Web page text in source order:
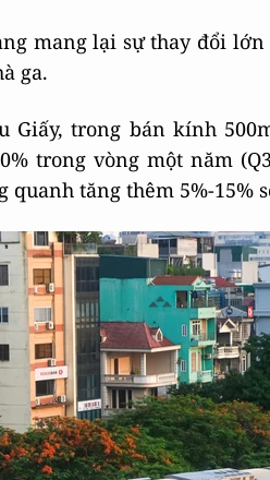
mang lại sự thay đổi
ga.
Giấy, trong bán kính
trong vòng một năm
tăng thêm 5%-15%